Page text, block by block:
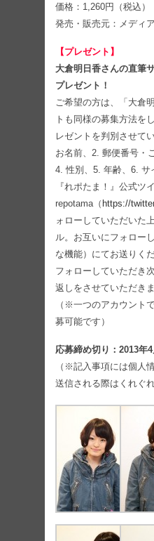
価格：1,260円（税込）
発売・販売元：メディ
【プレゼント】
大倉明日香さんの直筆
プレゼント！
ご希望の方は、「大倉
トも同様の募集方法を
レゼントを判別させて
お名前、2. 郵便番号・
4. 性別、5. 年齢、6. サ
『れポたま！』公式ツ
repotama（ https://
ォローしていただいた
ル。お互いにフォロー
な機能）にてお送りくだ
フォローしていただき
返しをさせていただきま
（※一つのアカウント
募可能です）
応募締め切り：2013年
（※記入事項には個人
送信される際はくれぐ